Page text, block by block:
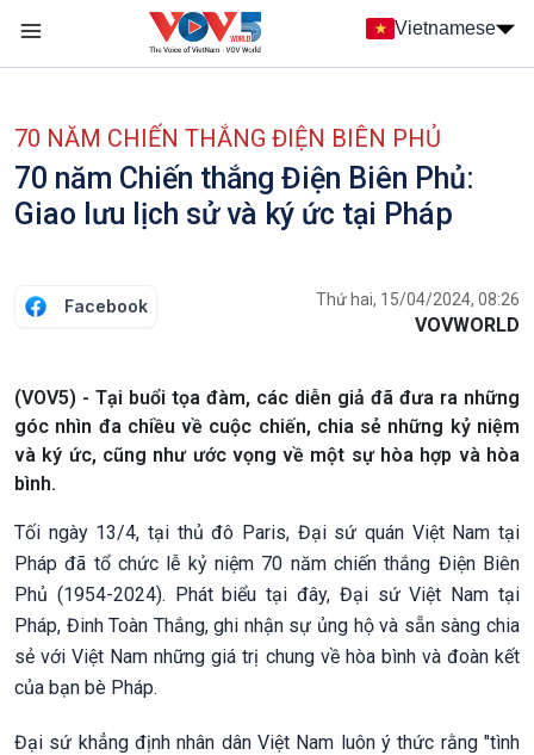
Nhảy đến nội dung
Vietnamese
70 NĂM CHIẾN THẮNG ĐIỆN BIÊN PHỦ
70 năm Chiến thắng Điện Biên Phủ:
Giao lưu lịch sử và ký ức tại Pháp
Facebook Thứ hai, 15/04/2024, 08:26
VOVWORLD
(VOV5) - Tại buổi tọa đàm, các diễn giả đã đưa ra những
góc nhìn đa chiều về cuộc chiến, chia sẻ những kỷ niệm
và ký ức, cũng như ước vọng về một sự hòa hợp và hòa
bình.
Tối ngày 13/4, tại thủ đô Paris, Đại sứ quán Việt Nam tại
Pháp đã tổ chức lễ kỷ niệm 70 năm chiến thắng Điện Biên
Phủ (1954-2024). Phát biểu tại đây, Đại sứ Việt Nam tại
Pháp, Đinh Toàn Thắng, ghi nhận sự ủng hộ và sẵn sàng chia
sẻ với Việt Nam những giá trị chung về hòa bình và đoàn kết
của bạn bè Pháp.
Đại sứ khẳng định nhân dân Việt Nam luôn ý thức rằng "tình